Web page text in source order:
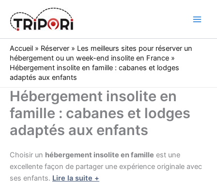
content
Accueil » Réserver » Les meilleurs sites pour réserver un
hébergement ou un week-end insolite en France »
Hébergement insolite en famille : cabanes et lodges
adaptés aux enfants
Hébergement insolite en
famille : cabanes et lodges
adaptés aux enfants
Choisir un hébergement insolite en famille est une
excellente façon de partager une expérience originale avec
ses enfants. Lire la suite +